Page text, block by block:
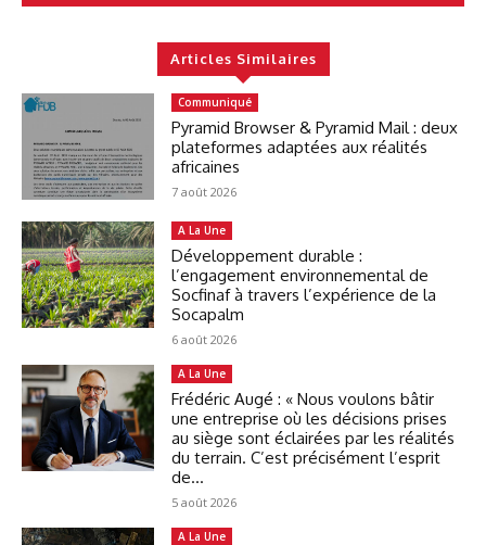
Articles Similaires
Communiqué
Pyramid Browser & Pyramid Mail : deux
plateformes adaptées aux réalités
africaines
7 août 2026
A La Une
Développement durable :
l’engagement environnemental de
Socfinaf à travers l’expérience de la
Socapalm
6 août 2026
A La Une
Frédéric Augé : « Nous voulons bâtir
une entreprise où les décisions prises
au siège sont éclairées par les réalités
du terrain. C’est précisément l’esprit
de...
5 août 2026
A La Une